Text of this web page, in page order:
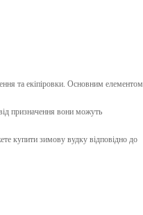
та екіпіровки. Основним елементом
призначення вони можуть
купити зимову вудку відповідно до